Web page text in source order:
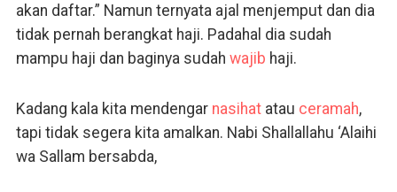
akan daftar.” Namun ternyata ajal menjemput dan dia
tidak pernah berangkat haji. Padahal dia sudah
mampu haji dan baginya sudah wajib haji.
Kadang kala kita mendengar nasihatatau ceramah,
tapi tidak segera kita amalkan. Nabi Shallallahu ‘Alaihi
wa Sallam bersabda,